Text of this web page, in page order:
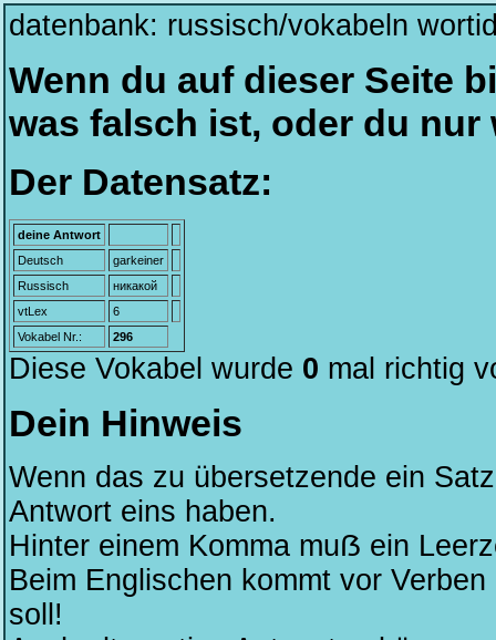
datenbank: russisch/vokabeln
Wenn du auf dieser Seite
was falsch ist, oder du nur
Der Datensatz:
deine Antwort
Deutsch
garkeiner
Russisch
никакой
vtLex
6
Vokabel Nr.:
296
Diese Vokabel wurde 0 mal richtig
Dein Hinweis
Wenn das zu übersetzende ein
Antwort eins haben.
Hinter einem Komma muẞ ein
Beim Englischen kommt vor
soll!